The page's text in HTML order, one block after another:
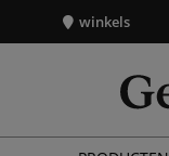
winkels